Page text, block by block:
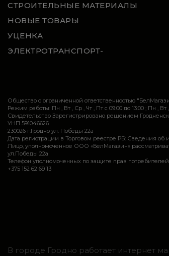
СТРОИТЕЛЬНЫЕ МАТЕРИАЛЫ
НОВЫЕ ТОВАРЫ
УЦЕНКА
ЭЛЕКТРОТРАНСПОРТ-
Общество с ограниченной ответственностью
Режим работы: Пн , Вт , Ср , Чт , Пт c 09:00 до 13:00 ; Пн , Вт
Свидетельство Зарегистрировано решением
УНП 591046626
230026 г.Гродно ул. Победы 22а
Дата регистрации в Торговом реестре РБ: Сведения об
Лицо, уполномоченное ООО «БелМагазин»
ул.Победы 22а
Телефон уполномоченных по защите прав потребителей:
+375 152 62 69 13
В городе Гродно работает интернет